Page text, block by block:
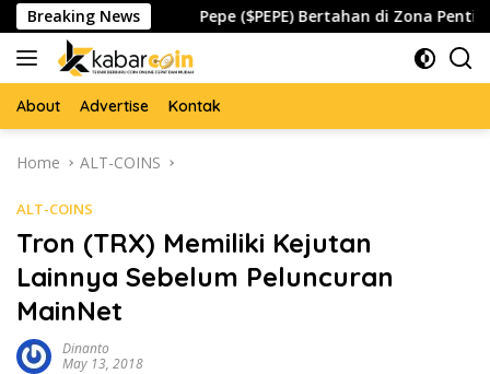
Skip
to
content
Breaking NewsPepe ($PEPE) Bertahan di Zona Penting,
About Advertise Kontak
Home ALT-COINS
ALT-COINS
Tron (TRX) Memiliki Kejutan
Lainnya Sebelum Peluncuran
MainNet
Dinanto
May 13, 2018